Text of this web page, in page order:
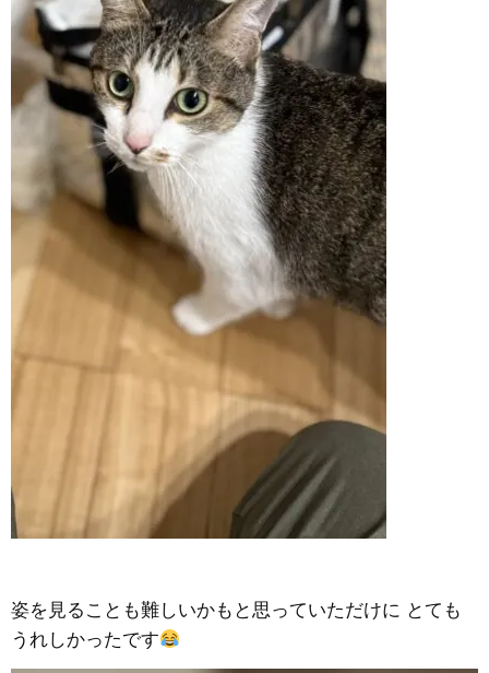
姿を見ることも難しいかもと思っていただけに とても
うれしかったです